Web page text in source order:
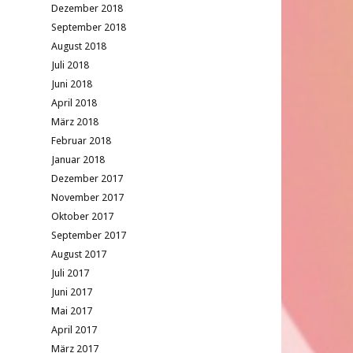
Dezember 2018
September 2018
August 2018
Juli 2018
Juni 2018
April 2018
März 2018
Februar 2018
Januar 2018
Dezember 2017
November 2017
Oktober 2017
September 2017
August 2017
Juli 2017
Juni 2017
Mai 2017
April 2017
März 2017